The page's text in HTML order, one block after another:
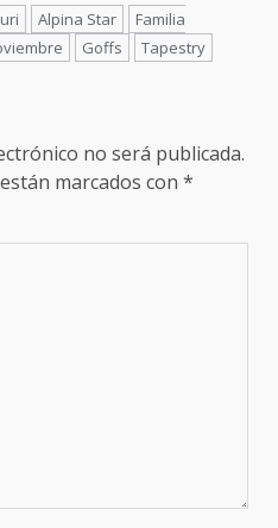
Alpina Star
Familia
Goffs Tapestry
no será publicada.
marcados con *